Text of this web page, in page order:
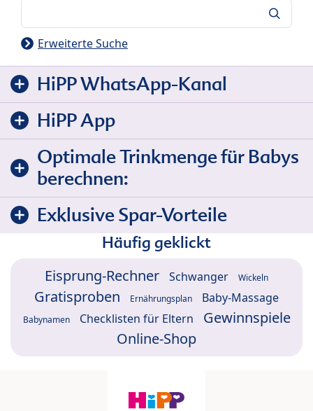
Erweiterte Suche
HiPP WhatsApp-Kanal
HiPP App
Optimale Trinkmenge für Babys
berechnen:
Exklusive Spar-Vorteile
Häufig geklickt
Eisprung-Rechner Schwanger Wickeln
Gratisproben Ernährungsplan Baby-Massage
Babynamen Checklisten für Eltern
Gewinnspiele
Online-Shop